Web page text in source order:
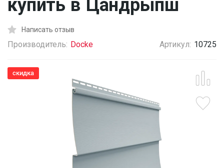
купить в Цандрыпш
Написать отзыв
Производитель: Docke Артикул: 10725
скидка